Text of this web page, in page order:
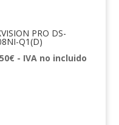
PRO DS-
Q1(D)
€ - IVA no incluido